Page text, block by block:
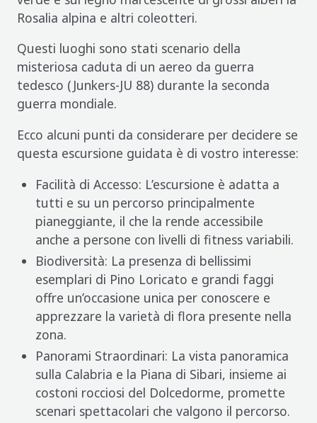
Rosalia alpina e altri coleotteri.
Questi luoghi sono stati scenario della
misteriosa caduta di un aereo da guerra
tedesco (Junkers-JU 88) durante la seconda
guerra mondiale.
Ecco alcuni punti da considerare per decidere se
questa escursione guidata è di vostro interesse:
Facilità di Accesso: L’escursione è adatta a
tutti e su un percorso principalmente
pianeggiante, il che la rende accessibile
anche a persone con livelli di fitness variabili.
Biodiversità: La presenza di bellissimi
esemplari di Pino Loricato e grandi faggi
offre un’occasione unica per conoscere e
apprezzare la varietà di flora presente nella
zona.
Panorami Straordinari: La vista panoramica
sulla Calabria e la Piana di Sibari, insieme ai
costoni rocciosi del Dolcedorme, promette
scenari spettacolari che valgono il percorso.